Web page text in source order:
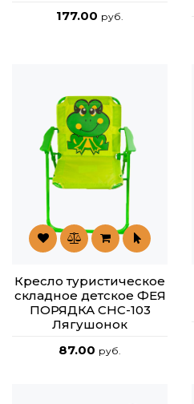
177.00 руб.
Кресло туристическое
складное детское ФЕЯ
ПОРЯДКА CHC-103
Лягушонок
87.00 руб.